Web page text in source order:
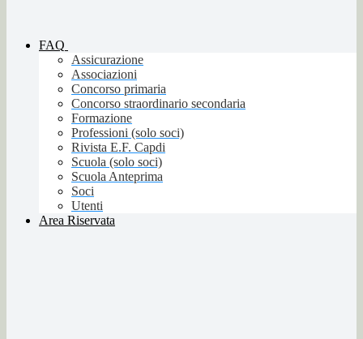
FAQ
Assicurazione
Associazioni
Concorso primaria
Concorso straordinario secondaria
Formazione
Professioni (solo soci)
Rivista E.F. Capdi
Scuola (solo soci)
Scuola Anteprima
Soci
Utenti
Area Riservata